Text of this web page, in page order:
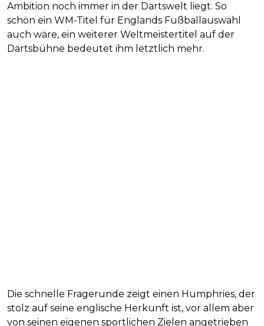
Ambition noch immer in der Dartswelt liegt. So
schön ein WM-Titel für Englands Fußballauswahl
auch wäre, ein weiterer Weltmeistertitel auf der
Dartsbühne bedeutet ihm letztlich mehr.
Die schnelle Fragerunde zeigt einen Humphries, der
stolz auf seine englische Herkunft ist, vor allem aber
von seinen eigenen sportlichen Zielen angetrieben